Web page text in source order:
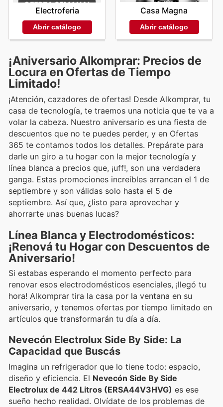
Electroferia
Abrir catálogo
Casa Magna
Abrir catálogo
¡Aniversario Alkomprar: Precios de
Locura en Ofertas de Tiempo
Limitado!
¡Atención, cazadores de ofertas! Desde Alkomprar, tu
casa de tecnología, te traemos una noticia que te va a
volar la cabeza. Nuestro aniversario es una fiesta de
descuentos que no te puedes perder, y en Ofertas
365 te contamos todos los detalles. Prepárate para
darle un giro a tu hogar con la mejor tecnología y
línea blanca a precios que, ¡uff!, son una verdadera
ganga. Estas promociones increíbles arrancan el 1 de
septiembre y son válidas solo hasta el 5 de
septiembre. Así que, ¿listo para aprovechar y
ahorrarte unas buenas lucas?
Línea Blanca y Electrodomésticos:
¡Renová tu Hogar con Descuentos de
Aniversario!
Si estabas esperando el momento perfecto para
renovar esos electrodomésticos esenciales, ¡llegó tu
hora! Alkomprar tira la casa por la ventana en su
aniversario, y tenemos ofertas por tiempo limitado en
artículos que transformarán tu día a día.
Nevecón Electrolux Side By Side: La
Capacidad que Buscás
Imagina un refrigerador que lo tiene todo: espacio,
diseño y eficiencia. El Nevecón Side By Side
Electrolux de 442 Litros (ERSA44V3HVG) es ese
sueño hecho realidad. Olvídate de los problemas de